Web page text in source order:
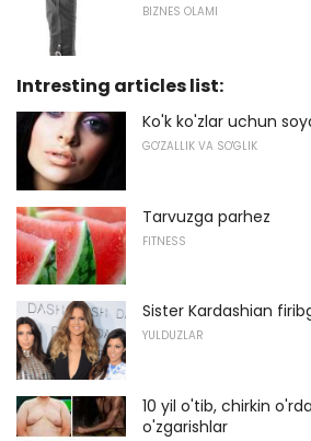
BIZNES OLAMI
Intresting articles list:
Ko'k ko'zlar uchun
GO'ZALLIK VA SO'GLIK
Tarvuzga parhez
FITNESS
Sister Kardashian
YULDUZLAR
10 yil o'tib, chirkin
o'zgarishlar